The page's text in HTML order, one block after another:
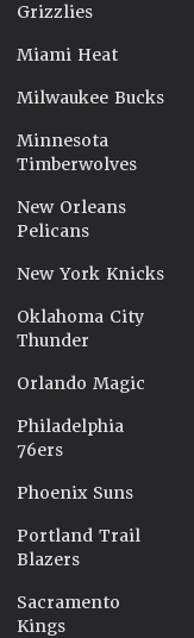
Grizzlies
Miami Heat
Milwaukee Bucks
Minnesota
Timberwolves
New Orleans
Pelicans
New York Knicks
Oklahoma City
Thunder
Orlando Magic
Philadelphia
76ers
Phoenix Suns
Portland Trail
Blazers
Sacramento
Kings